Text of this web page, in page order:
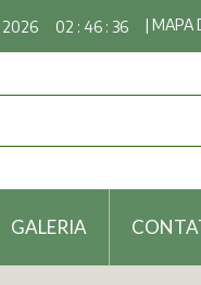
2026 02 : 46 : 37 | MAPA
GALERIA